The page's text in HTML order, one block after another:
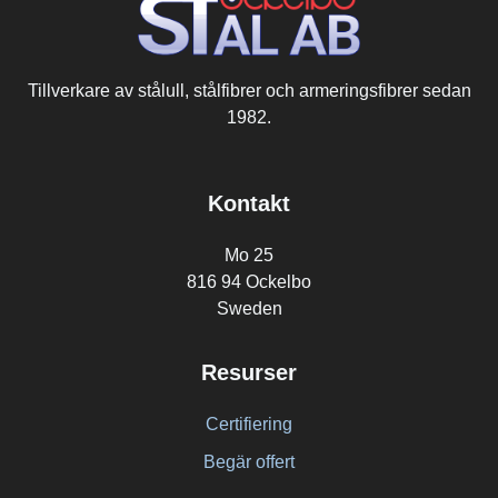
Kontakt
Mo 25
816 94 Ockelbo
Sweden
Resurser
Certifiering
Begär offert
Tillverkare av stålull, stålfibrer och armeringsfibrer sedan
1982.